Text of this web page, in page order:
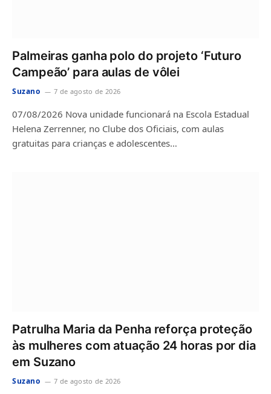
Palmeiras ganha polo do projeto ‘Futuro
Campeão’ para aulas de vôlei
Suzano 7 de agosto de 2026
07/08/2026 Nova unidade funcionará na Escola Estadual
Helena Zerrenner, no Clube dos Oficiais, com aulas
gratuitas para crianças e adolescentes…
Patrulha Maria da Penha reforça proteção
às mulheres com atuação 24 horas por dia
em Suzano
Suzano 7 de agosto de 2026